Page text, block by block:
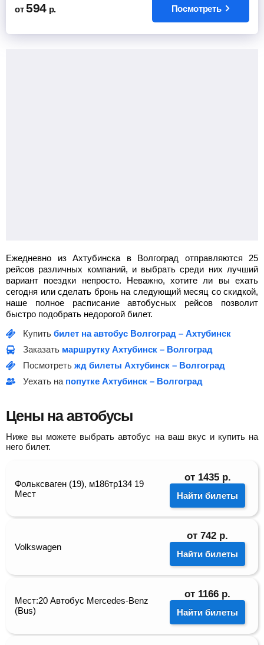
от 594 р. Посмотреть
Ежедневно из Ахтубинска в Волгоград отправляются 25
рейсов различных компаний, и выбрать среди них лучший
вариант поездки непросто. Неважно, хотите ли вы ехать
сегодня или сделать бронь на следующий месяц со скидкой,
наше полное расписание автобусных рейсов позволит
быстро подобрать недорогой билет.
Купить билет на автобус Волгоград – Ахтубинск
Заказать маршрутку Ахтубинск – Волгоград
Посмотреть жд билеты Ахтубинск – Волгоград
Уехать на попутке Ахтубинск – Волгоград
Цены на автобусы
Ниже вы можете выбрать автобус на ваш вкус и купить на
него билет.
Фольксваген (19), м186тр134 19
Мест
от 1435 р.
Найти билеты
Volkswagen
от 742 р.
Найти билеты
Мест:20 Автобус Mercedes-Benz
(Bus)
от 1166 р.
Найти билеты